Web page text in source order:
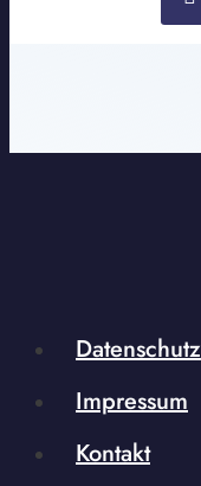
Datenschutz
Impressum
Kontakt